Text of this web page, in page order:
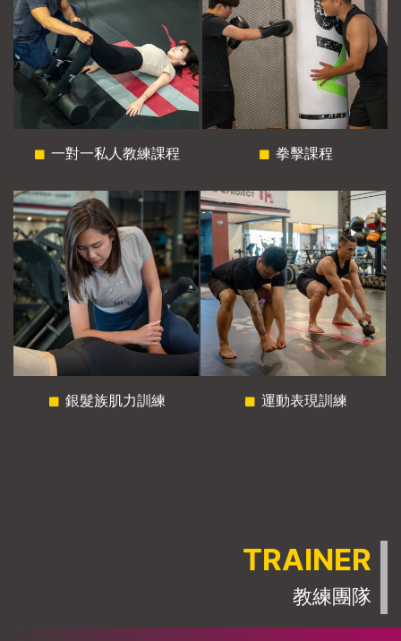
一對一私人教練課程 拳擊課程
銀髮族肌力訓練 運動表現訓練
TRAINER
教練團隊